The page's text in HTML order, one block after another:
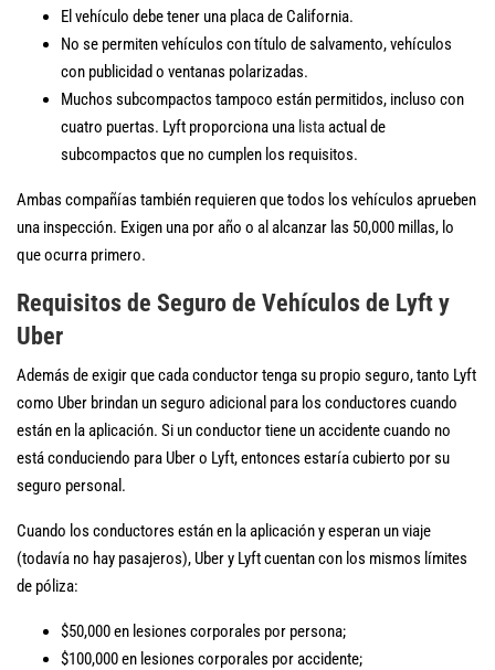
El vehículo debe tener una placa de California.
No se permiten vehículos con título de salvamento, vehículos
con publicidad o ventanas polarizadas.
Muchos subcompactos tampoco están permitidos, incluso con
cuatro puertas. Lyft proporciona una listaactual de
subcompactos que no cumplen los requisitos.
Ambas compañías también requieren que todos los vehículos aprueben
una inspección. Exigen una por año o al alcanzar las 50,000 millas, lo
que ocurra primero.
Requisitos de Seguro de Vehículos de Lyft y
Uber
Además de exigir que cada conductor tenga su propio seguro, tanto Lyft
como Uber brindan un seguro adicional para los conductores cuando
están en la aplicación. Si un conductor tiene un accidente cuando no
está conduciendo para Uber o Lyft, entonces estaría cubierto por su
seguro personal.
Cuando los conductores están en la aplicación y esperan un viaje
(todavía no hay pasajeros), Uber y Lyft cuentan con los mismos límites
de póliza:
$50,000 en lesiones corporales por persona;
$100,000 en lesiones corporales por accidente;